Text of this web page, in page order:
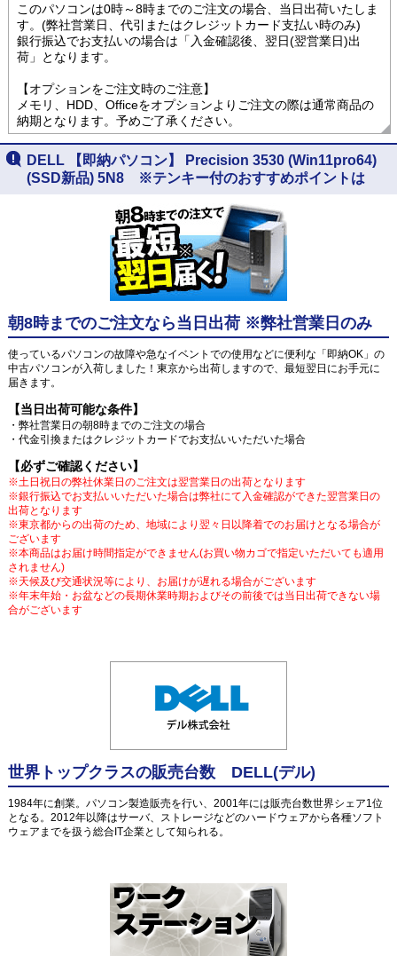
このパソコンは0時～8時までのご注文の場合、当日出荷いたしま
す。(弊社営業日、代引またはクレジットカード支払い時のみ)
銀行振込でお支払いの場合は「入金確認後、翌日(翌営業日)出
荷」となります。
【オプションをご注文時のご注意】
メモリ、HDD、Officeをオプションよりご注文の際は通常商品の
納期となります。予めご了承ください。
DELL 【即納パソコン】 Precision 3530 (Win11pro64)
(SSD新品) 5N8 ※テンキー付のおすすめポイントは
朝8時までのご注文なら当日出荷 ※弊社営業日のみ
使っているパソコンの故障や急なイベントでの使用などに便利な「即納OK」の
中古パソコンが入荷しました！東京から出荷しますので、最短翌日にお手元に
届きます。
【当日出荷可能な条件】
・弊社営業日の朝8時までのご注文の場合
・代金引換またはクレジットカードでお支払いいただいた場合
【必ずご確認ください】
※土日祝日の弊社休業日のご注文は翌営業日の出荷となります
※銀行振込でお支払いいただいた場合は弊社にて入金確認ができた翌営業日の
出荷となります
※東京都からの出荷のため、地域により翌々日以降着でのお届けとなる場合が
ございます
※本商品はお届け時間指定ができません(お買い物カゴで指定いただいても適用
されません)
※天候及び交通状況等により、お届けが遅れる場合がございます
※年末年始・お盆などの長期休業時期およびその前後では当日出荷できない場
合がございます
世界トップクラスの販売台数 DELL(デル)
1984年に創業。パソコン製造販売を行い、2001年には販売台数世界シェア1位
となる。2012年以降はサーバ、ストレージなどのハードウェアから各種ソフト
ウェアまでを扱う総合IT企業として知られる。